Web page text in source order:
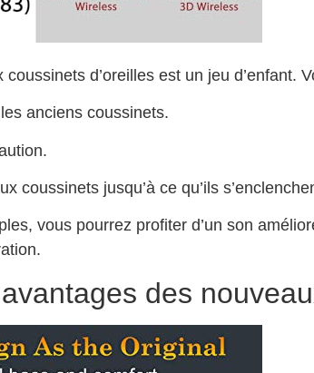
coussinets d’oreilles est un jeu d’enfant.
anciens coussinets.
coussinets jusqu’à ce qu’ils
vous pourrez profiter d’un son
des